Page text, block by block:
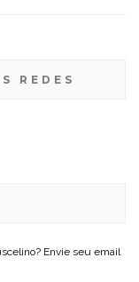
REDES
Envie seu email